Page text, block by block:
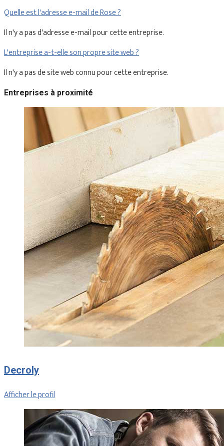
Quelle est l'adresse e-mail de Rose ?
Il n'y a pas d'adresse e-mail pour cette entreprise.
L'entreprise a-t-elle son propre site web ?
Il n'y a pas de site web connu pour cette entreprise.
Entreprises à proximité
Decroly
Afficher le profil